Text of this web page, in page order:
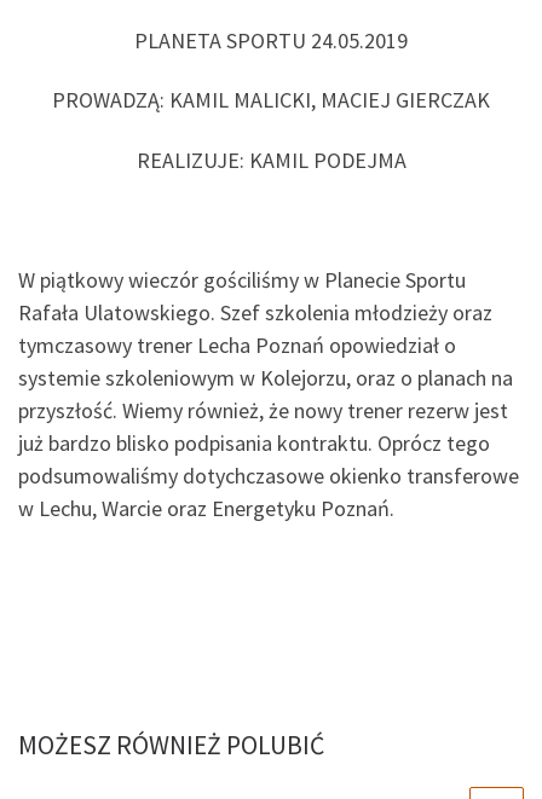
PLANETA SPORTU 24.05.2019
PROWADZĄ: KAMIL MALICKI, MACIEJ GIERCZAK
REALIZUJE: KAMIL PODEJMA
W piątkowy wieczór gościliśmy w Planecie Sportu
Rafała Ulatowskiego. Szef szkolenia młodzieży oraz
tymczasowy trener Lecha Poznań opowiedział o
systemie szkoleniowym w Kolejorzu, oraz o planach na
przyszłość. Wiemy również, że nowy trener rezerw jest
już bardzo blisko podpisania kontraktu. Oprócz tego
podsumowaliśmy dotychczasowe okienko transferowe
w Lechu, Warcie oraz Energetyku Poznań.
MOŻESZ RÓWNIEŻ POLUBIĆ